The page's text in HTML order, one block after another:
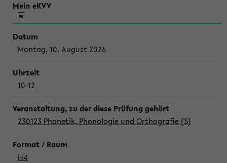
Montag, 10. August 2026
10-12
230123 Phonetik, Phonologie und Orthografie (S)
H4